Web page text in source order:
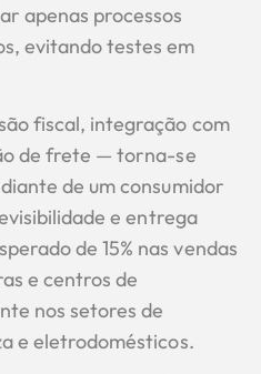
apenas processos
evitando testes em
fiscal, integração com
de frete — torna-se
de um consumidor
e entrega
de 15% nas vendas
e centros de
nos setores de
e eletrodomésticos.